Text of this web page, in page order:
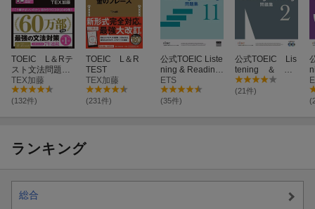
TOEIC L＆Rテ
スト文法問題で
る1000問
TEX加藤
(132件)
TOEIC L＆R
TEST
TEX加藤
(231件)
公式TOEIC Liste
ning & Reading
問題集 11
ETS
(35件)
公式TOEIC Lis
tening ＆ Re
ading問題集
（2）
(21件)
ランキング
総合